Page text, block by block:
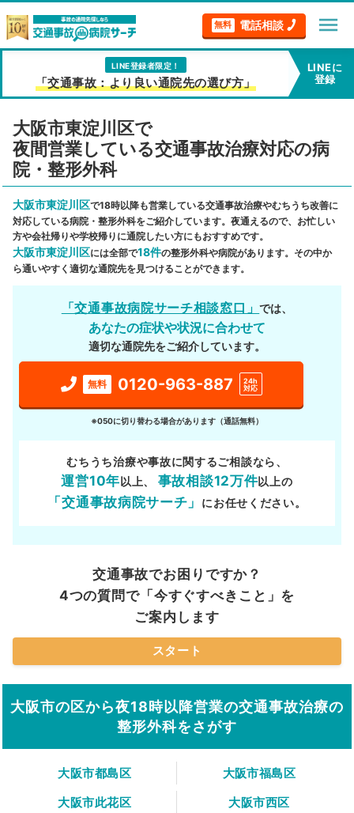
無料 電話相談 menu
LINE登録者限定！
「交通事故：より良い通院先の選び方」
LINEに
登録
大阪市東淀川区で
夜間営業している交通事故治療対応の病
院・整形外科
大阪市東淀川区で18時以降も営業している交通事故治療やむちうち改善に
対応している病院・整形外科をご紹介しています。夜通えるので、お忙しい
方や会社帰りや学校帰りに通院したい方にもおすすめです。
大阪市東淀川区には全部で18件の整形外科や病院があります。その中か
ら通いやすく適切な通院先を見つけることができます。
「交通事故病院サーチ相談窓口」では、
あなたの症状や状況に合わせて
適切な通院先をご紹介しています。
無料 0120-963-887
24h
対応
※050に切り替わる場合があります（通話無料）
むちうち治療や事故に関するご相談なら、
運営10年以上、 事故相談12万件以上の
「交通事故病院サーチ」 にお任せください。
交通事故でお困りですか？
4つの質問で「今すぐすべきこと」を
ご案内します
スタート
大阪市の区から夜18時以降営業の交通事故治療の
整形外科をさがす
大阪市都島区
大阪市福島区
大阪市此花区
大阪市西区